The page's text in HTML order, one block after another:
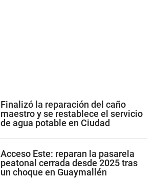
Finalizó la reparación del caño
maestro y se restablece el servicio
de agua potable en Ciudad
Acceso Este: reparan la pasarela
peatonal cerrada desde 2025 tras
un choque en Guaymallén